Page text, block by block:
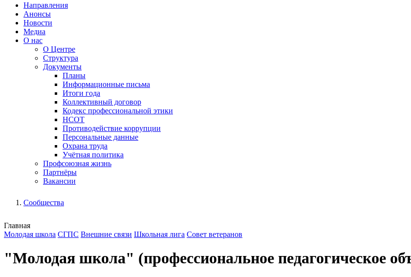
Направления
Анонсы
Новости
Медиа
О нас
О Центре
Структура
Документы
Планы
Информационные письма
Итоги года
Коллективный договор
Кодекс профессиональной этики
НСОТ
Противодействие коррупции
Персональные данные
Охрана труда
Учётная политика
Профсоюзная жизнь
Партнёры
Вакансии
Сообщества
Главная
Молодая школа СГПС Внешние связи Школьная лига Совет ветеранов
"Молодая школа" (профессиональное педагогическое